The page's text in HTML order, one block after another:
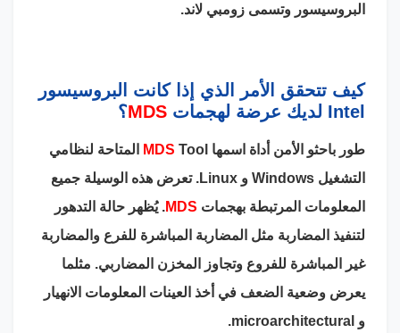
البروسيسور وتسمى زومبي لاند.
كيف تتحقق الأمر الذي إذا كانت البروسيسور
Intel لديك عرضة لهجمات
MDS؟
طور باحثو الأمن أداة اسمها MDS
Tool المتاحة لنظامي
التشغيل Windows و Linux. تعرض هذه الوسيلة جميع
المعلومات المرتبطة بهجمات MDS. يُظهر حالة التدهور
لتنفيذ المضاربة مثل المضاربة المباشرة للفرع والمضاربة
غير المباشرة للفروع وتجاوز المخزن المضاربي. مثلما
يعرض وضعية الضعف في أخذ العينات المعلومات الانهيار
و microarchitectural.